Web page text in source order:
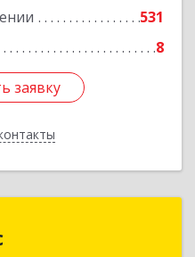
531
8
заявку
Подробнее
заявку